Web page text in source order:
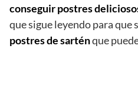
conseguir postres
que sigue leyendo para que
postres de sarténque